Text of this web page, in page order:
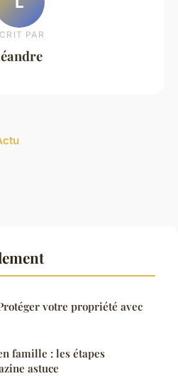
PAR
votre propriété avec
famille : les étapes
astuce